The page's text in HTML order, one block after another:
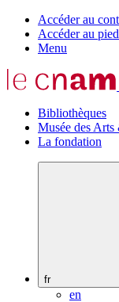
Accéder au
Accéder au
Menu
Bibliothèques
Musée des
La fondation
fr
en